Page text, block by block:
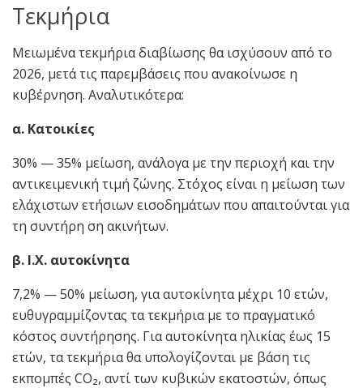
Τεκμήρια
Μειωμένα τεκμήρια διαβίωσης θα ισχύσουν από το
2026, μετά τις παρεμβάσεις που ανακοίνωσε η
κυβέρνηση. Αναλυτικότερα:
α. Κατοικίες
30% — 35% μείωση, ανάλογα με την περιοχή και την
αντικειμενική τιμή ζώνης. Στόχος είναι η μείωση των
ελάχιστων ετήσιων εισοδημάτων που απαιτούνται για
τη συντήρη ση ακινήτων.
β. Ι.Χ. αυτοκίνητα
7,2% — 50% μείωση, για αυτοκίνητα μέχρι 10 ετών,
ευθυγραμμίζοντας τα τεκμήρια με το πραγματικό
κόστος συντήρησης. Για αυτοκίνητα ηλικίας έως 15
ετών, τα τεκμήρια θα υπολογίζονται με βάση τις
εκπομπές CO₂, αντί των κυβικών εκατοστών, όπως